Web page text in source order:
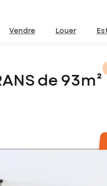
Vendre Louer
de 93m²